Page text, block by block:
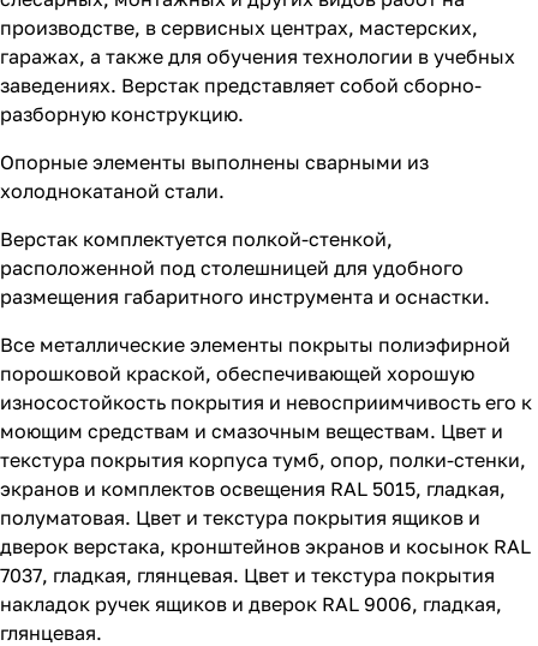
производстве, в сервисных центрах, мастерских,
гаражах, а также для обучения технологии в учебных
заведениях. Верстак представляет собой сборно-
разборную конструкцию.
Опорные элементы выполнены сварными из
холоднокатаной стали.
Верстак комплектуется полкой-стенкой,
расположенной под столешницей для удобного
размещения габаритного инструмента и оснастки.
Все металлические элементы покрыты полиэфирной
порошковой краской, обеспечивающей хорошую
износостойкость покрытия и невосприимчивость его к
моющим средствам и смазочным веществам. Цвет и
текстура покрытия корпуса тумб, опор, полки-стенки,
экранов и комплектов освещения RAL 5015, гладкая,
полуматовая. Цвет и текстура покрытия ящиков и
дверок верстака, кронштейнов экранов и косынок RAL
7037, гладкая, глянцевая. Цвет и текстура покрытия
накладок ручек ящиков и дверок RAL 9006, гладкая,
глянцевая.